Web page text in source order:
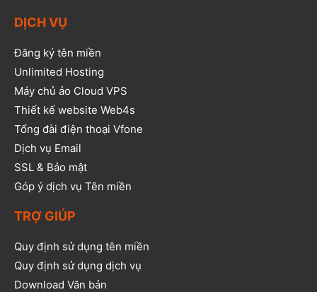
DỊCH VỤ
Đăng ký tên miền
Unlimited Hosting
Máy chủ ảo Cloud VPS
Thiết kế website Web4s
Tổng đài điện thoại Vfone
Dịch vụ Email
SSL & Bảo mật
Góp ý dịch vụ Tên miền
TRỢ GIÚP
Quy định sử dụng tên miền
Quy định sử dụng dịch vụ
Download Văn bản